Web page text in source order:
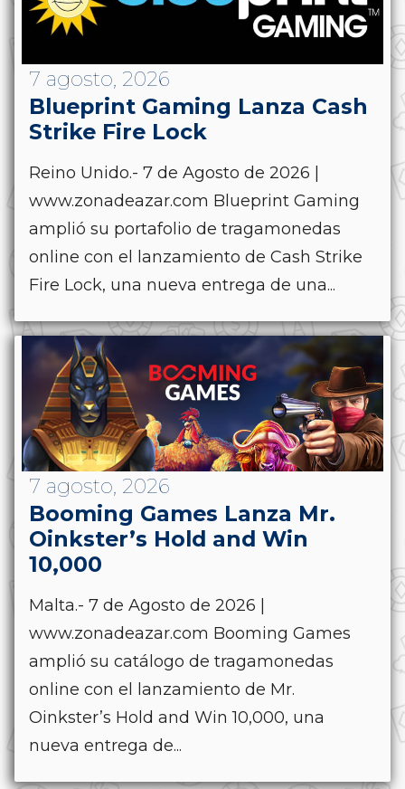
7 agosto, 2026
Blueprint Gaming Lanza Cash
Strike Fire Lock
Reino Unido.- 7 de Agosto de 2026 |
www.zonadeazar.com Blueprint Gaming
amplió su portafolio de tragamonedas
online con el lanzamiento de Cash Strike
Fire Lock, una nueva entrega de una...
7 agosto, 2026
Booming Games Lanza Mr.
Oinkster’s Hold and Win
10,000
Malta.- 7 de Agosto de 2026 |
www.zonadeazar.com Booming Games
amplió su catálogo de tragamonedas
online con el lanzamiento de Mr.
Oinkster’s Hold and Win 10,000, una
nueva entrega de...